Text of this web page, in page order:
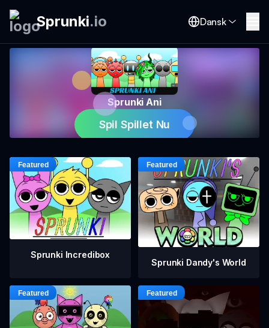
Sprunki.io Dansk
Sprunki Ani
Spil Spillet Nu
Sprunki Incredibox
Sprunki Dandy's World